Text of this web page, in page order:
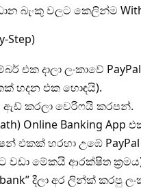
බැංකු වලට කෙලින්ම
එක දාලා ලංකාවේ
හදන එක හොඳයි).
ඇඩ් කරලා වෙරිෆයි කරපන්.
Online Banking
එකක් හරහා උඹේ
වඩා මේකයි ආරක්ෂිත
දීලා අර ලින්ක් කරපු